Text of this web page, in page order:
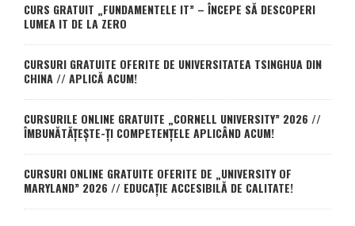
CURS GRATUIT „FUNDAMENTELE IT” – ÎNCEPE SĂ DESCOPERI
LUMEA IT DE LA ZERO
CURSURI GRATUITE OFERITE DE UNIVERSITATEA TSINGHUA DIN
CHINA // APLICĂ ACUM!
CURSURILE ONLINE GRATUITE „CORNELL UNIVERSITY” 2026 //
ÎMBUNĂTĂȚEȘTE-ȚI COMPETENȚELE APLICÂND ACUM!
CURSURI ONLINE GRATUITE OFERITE DE „UNIVERSITY OF
MARYLAND” 2026 // EDUCAȚIE ACCESIBILĂ DE CALITATE!